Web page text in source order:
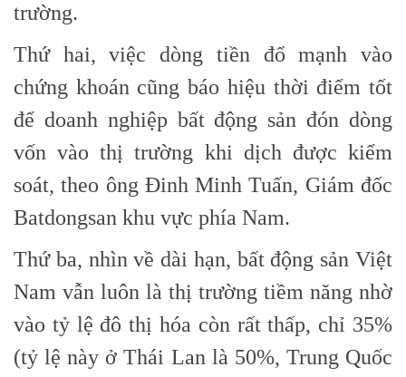
trường.
Thứ hai, việc dòng tiền đổ mạnh vào
chứng khoán cũng báo hiệu thời điểm tốt
để doanh nghiệp bất động sản đón dòng
vốn vào thị trường khi dịch được kiểm
soát, theo ông Đinh Minh Tuấn, Giám đốc
Batdongsan khu vực phía Nam.
Thứ ba, nhìn về dài hạn, bất động sản Việt
Nam vẫn luôn là thị trường tiềm năng nhờ
vào tỷ lệ đô thị hóa còn rất thấp, chỉ 35%
(tỷ lệ này ở Thái Lan là 50%, Trung Quốc